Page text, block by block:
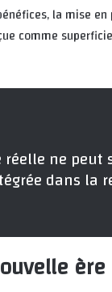
la mise
comme
ne peut
dans la